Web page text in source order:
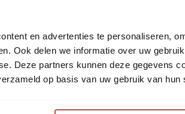
en advertenties te personaliseren,
Ook delen we informatie over uw
Deze partners kunnen deze gegevens
op basis van uw gebruik van hun